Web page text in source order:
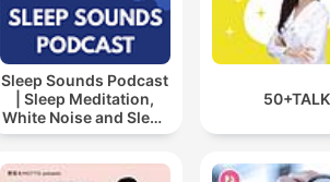
Sleep Sounds Podcast
| Sleep Meditation,
White Noise and Sleep
Music
50+TALK